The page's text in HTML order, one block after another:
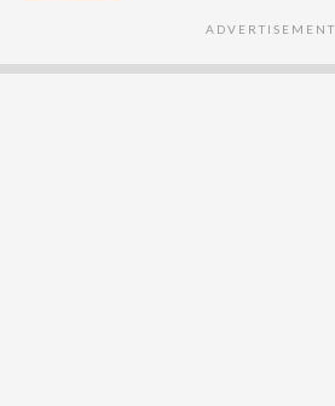
ADVERTISEMENT